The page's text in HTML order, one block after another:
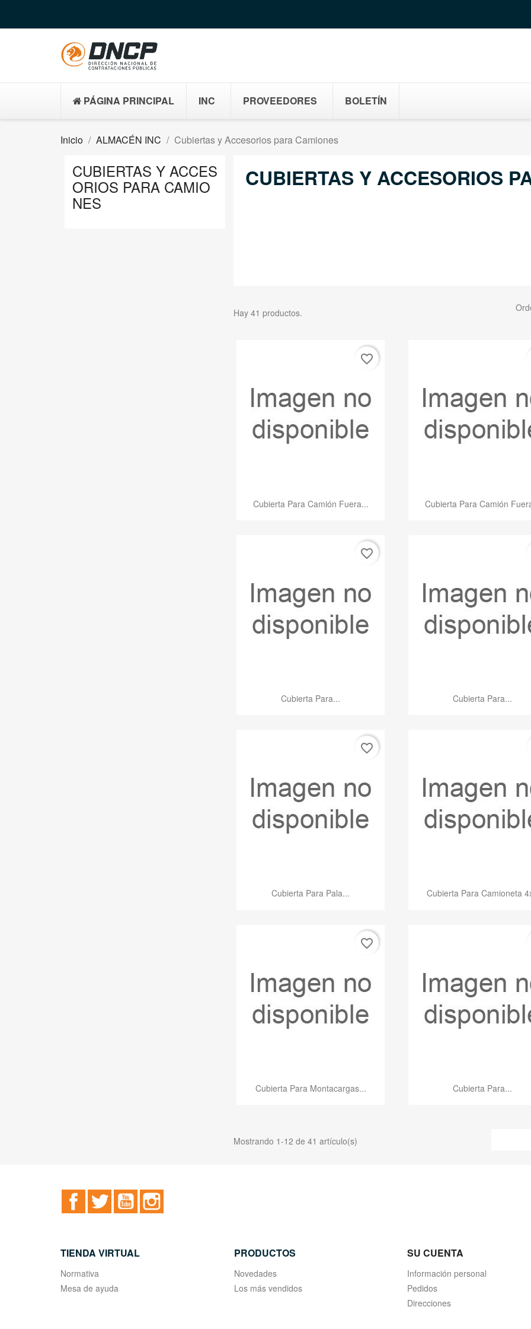
PÁGINA PRINCIPAL INC PROVEEDORES BOLETÍN
Inicio ALMACÉN INC Cubiertas y Accesorios para Camiones
CUBIERTAS Y ACCES
ORIOS PARA CAMIO
NES
CUBIERTAS Y ACCESORIOS
Hay 41 productos.
Vista rápida
Cubierta Para Camión Fuera...
favorite_border
Vista rápida
Cubierta Para Camión
Vista rápida
Cubierta Para...
favorite_border
Vista rápida
Cubierta Para...
Vista rápida
Cubierta Para Pala...
favorite_border
Vista rápida
Cubierta Para Camioneta
Vista rápida
Cubierta Para Montacargas...
favorite_border
Vista rápida
Cubierta Para...
Mostrando 1-12 de 41 artículo(s)
FacebookTwitter YouTube
TIENDA VIRTUAL
Normativa
Mesa de ayuda
PRODUCTOS
Novedades
Los más vendidos
SU CUENTA
Información personal
Pedidos
Direcciones